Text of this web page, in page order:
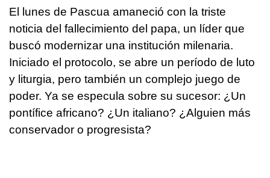
El lunes de Pascua amaneció con la triste
noticia del fallecimiento del papa, un líder que
buscó modernizar una institución milenaria.
Iniciado el protocolo, se abre un período de luto
y liturgia, pero también un complejo juego de
poder. Ya se especula sobre su sucesor: ¿Un
pontífice africano? ¿Un italiano? ¿Alguien más
conservador o progresista?